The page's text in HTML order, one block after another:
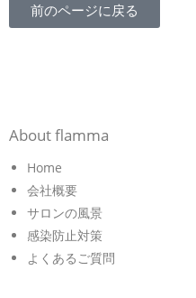
前のページに戻る
About flamma
Home
会社概要
サロンの風景
感染防止対策
よくあるご質問